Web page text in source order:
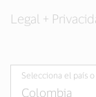
Legal +
Selecciona el país